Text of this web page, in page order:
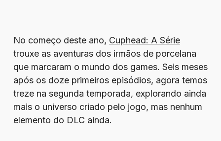
No começo deste ano, Cuphead: A Série
trouxe as aventuras dos irmãos de porcelana
que marcaram o mundo dos games. Seis meses
após os doze primeiros episódios, agora temos
treze na segunda temporada, explorando ainda
mais o universo criado pelo jogo, mas nenhum
elemento do DLC ainda.